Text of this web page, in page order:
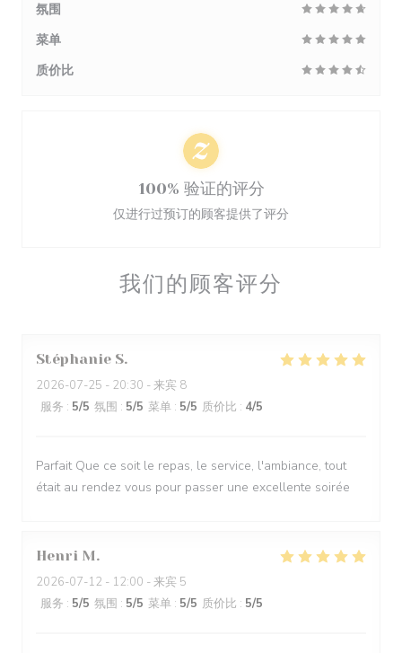
我们的顾客评分
Stéphanie S
2026-07-25 - 20:30 - 来宾 8
服务 : 5/5 氛围 : 5/5 菜单 : 5/5 质价比 : 4/5
Parfait Que ce soit le repas, le service, l'ambiance, tout
était au rendez vous pour passer une excellente soirée
Henri M
2026-07-12 - 12:00 - 来宾 5
服务 : 5/5 氛围 : 5/5 菜单 : 5/5 质价比 : 5/5
氛围
菜单
质价比
100% 验证的评分
仅进行过预订的顾客提供了评分